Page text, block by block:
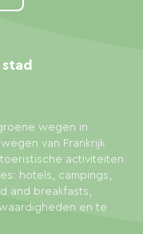
wegen in
van Frankrijk
activiteiten
hotels, campings,
and breakfasts,
en te